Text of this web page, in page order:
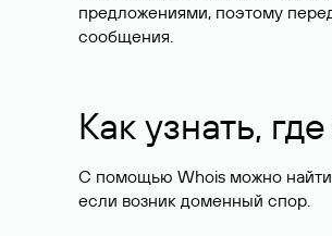
предложениями, поэтому
сообщения.
Как узнать,
С помощью Whois можно найти
если возник доменный спор.